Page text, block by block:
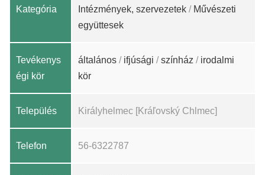
Kategória Intézmények, szervezetek / Művészeti
együttesek
Tevékenys
égi kör
általános / ifjúsági /színház / irodalmi
kör
Település Királyhelmec [Kráľovský Chlmec]
Telefon 56-6322787